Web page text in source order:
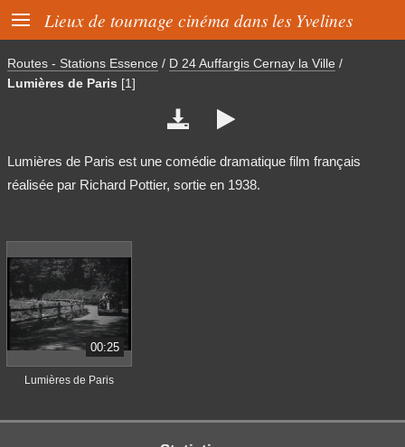
 Lieux de tournage cinéma dans les Yvelines
Routes - Stations Essence / D 24 Auffargis Cernay la Ville /
Lumières de Paris [1]
 
Lumières de Paris est une comédie dramatique film français
réalisée par Richard Pottier, sortie en 1938.
00:25
Lumières de Paris